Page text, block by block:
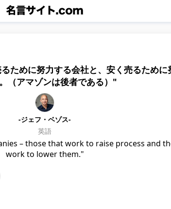
ために努力する会社と、安く売るために
（アマゾンは後者である）"
-ジェフ・ベゾス-
英語
– those that work to raise process and
work to lower them."